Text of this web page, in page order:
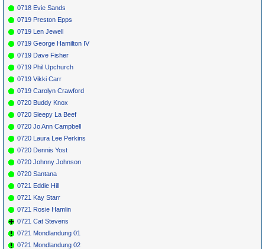
0718 Evie Sands
0719 Preston Epps
0719 Len Jewell
0719 George Hamilton IV
0719 Dave Fisher
0719 Phil Upchurch
0719 Vikki Carr
0719 Carolyn Crawford
0720 Buddy Knox
0720 Sleepy La Beef
0720 Jo Ann Campbell
0720 Laura Lee Perkins
0720 Dennis Yost
0720 Johnny Johnson
0720 Santana
0721 Eddie Hill
0721 Kay Starr
0721 Rosie Hamlin
0721 Cat Stevens
0721 Mondlandung 01
0721 Mondlandung 02